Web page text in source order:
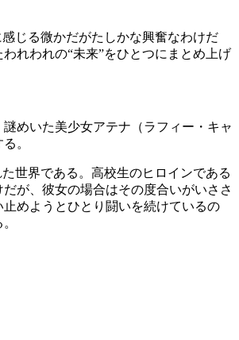
じる微かだがたしかな興奮なわけだ
れわれの“未来”をひとつにまとめ上げ
めいた美少女アテナ（ラフィー・キャ
。
世界である。高校生のヒロインである
が、彼女の場合はその度合いがいささ
めようとひとり闘いを続けているの